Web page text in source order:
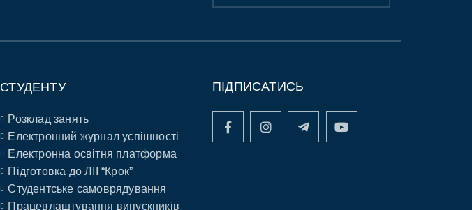
СТУДЕНТУ
Розклад занять
Електронний журнал успішності
Електронна освітня платформа
Підготовка до ЛІІ “Крок”
Студентське самоврядування
Працевлаштування випускників
ПІДПИСАТИСЬ